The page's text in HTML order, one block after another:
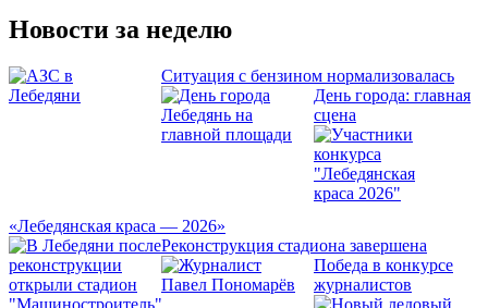
Новости за неделю
Ситуация с бензином нормализовалась
День города: главная
сцена
«Лебедянская краса — 2026»
Реконструкция стадиона завершена
Победа в конкурсе
журналистов